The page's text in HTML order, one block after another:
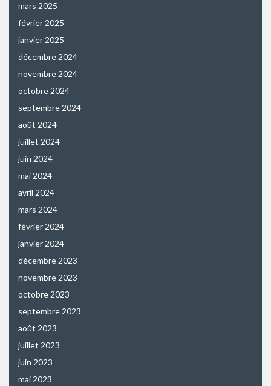
mars 2025
février 2025
janvier 2025
décembre 2024
novembre 2024
octobre 2024
septembre 2024
août 2024
juillet 2024
juin 2024
mai 2024
avril 2024
mars 2024
février 2024
janvier 2024
décembre 2023
novembre 2023
octobre 2023
septembre 2023
août 2023
juillet 2023
juin 2023
mai 2023